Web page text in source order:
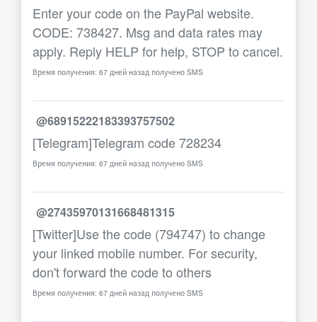
Enter your code on the PayPal website.
CODE: 738427. Msg and data rates may
apply. Reply HELP for help, STOP to cancel.
Время получения: 67 дней назад получено SMS
@68915222183393757502
[Telegram]Telegram code 728234
Время получения: 67 дней назад получено SMS
@27435970131668481315
[Twitter]Use the code (794747) to change
your linked mobile number. For security,
don't forward the code to others
Время получения: 67 дней назад получено SMS